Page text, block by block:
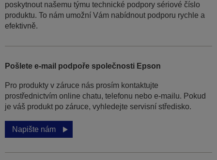
poskytnout našemu týmu technické podpory sériové číslo
produktu. To nám umožní Vám nabídnout podporu rychle a
efektivně.
Pošlete e-mail podpoře společnosti Epson
Pro produkty v záruce nás prosím kontaktujte
prostřednictvím online chatu, telefonu nebo e-mailu. Pokud
je váš produkt po záruce, vyhledejte servisní středisko.
Napište nám